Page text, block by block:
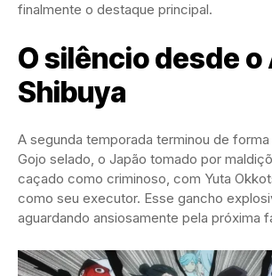
finalmente o destaque principal.
O silêncio desde o
Shibuya
A segunda temporada terminou de
Gojo selado, o Japão tomado por
caçado como criminoso, com Yuta
como seu executor. Esse gancho
aguardando ansiosamente pela próxima